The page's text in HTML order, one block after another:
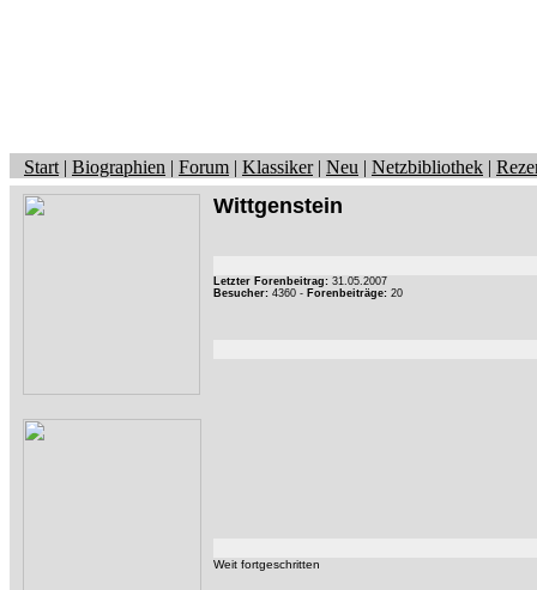
Start | Biographien | Forum | Klassiker| Neu | Netzbibliothek |
Wittgenstein
Letzter Forenbeitrag: 31.05.2007
Besucher: 4360 - Forenbeiträge: 20
Weit fortgeschritten